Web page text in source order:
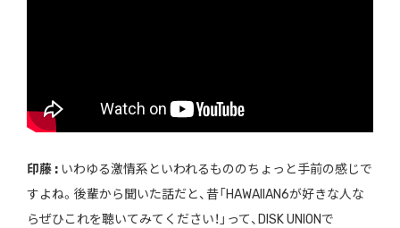
印藤 :いわゆる激情系といわれるもののちょっと手前の感じで
すよね。後輩から聞いた話だと、昔「HAWAIIAN6が好きな人な
らぜひこれを聴いてみてください！」って、DISK UNIONで